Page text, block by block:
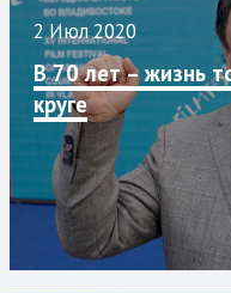
2 Июл 2020
В 70 лет – жизнь
круге